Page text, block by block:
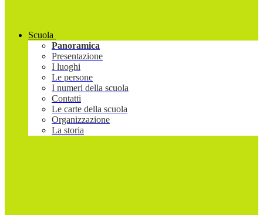
Scuola
Panoramica
Presentazione
I luoghi
Le persone
I numeri della scuola
Contatti
Le carte della scuola
Organizzazione
La storia